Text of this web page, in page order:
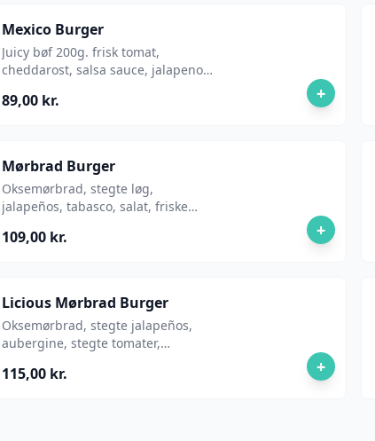
Mexico Burger
Juicy bøf 200g. frisk tomat,
cheddarost, salsa sauce, jalapenos,
89,00 kr. +
Mørbrad Burger
Oksemørbrad, stegte løg,
jalapeños, tabasco, salat, friske
109,00 kr. +
Licious Mørbrad Burger
Oksemørbrad, stegte jalapeños,
aubergine, stegte tomater,
115,00 kr. +